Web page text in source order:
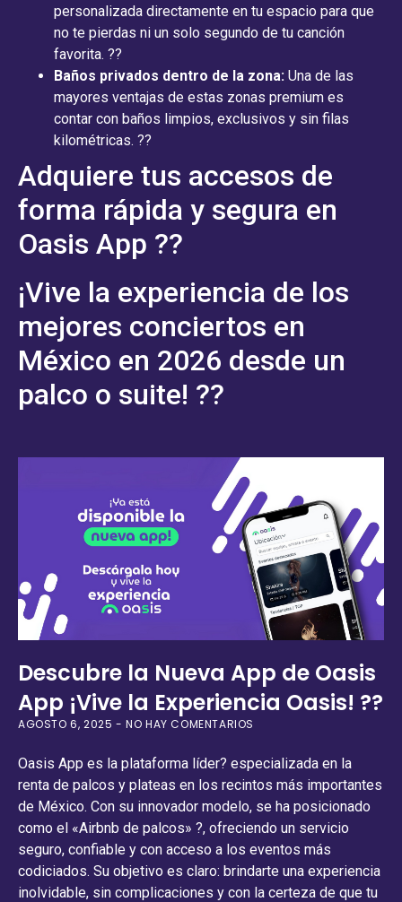
personalizada directamente en tu espacio para que
no te pierdas ni un solo segundo de tu canción
favorita. ??
Baños privados dentro de la zona: Una de las
mayores ventajas de estas zonas premium es
contar con baños limpios, exclusivos y sin filas
kilométricas. ??
Adquiere tus accesos de
forma rápida y segura en
Oasis App ??
¡Vive la experiencia de los
mejores conciertos en
México en 2026 desde un
palco o suite! ??
Descubre la Nueva App de Oasis
App ¡Vive la Experiencia Oasis! ??
AGOSTO 6, 2025 NO HAY COMENTARIOS
Oasis App es la plataforma líder? especializada en la
renta de palcos y plateas en los recintos más importantes
de México. Con su innovador modelo, se ha posicionado
como el «Airbnb de palcos» ?, ofreciendo un servicio
seguro, confiable y con acceso a los eventos más
codiciados. Su objetivo es claro: brindarte una experiencia
inolvidable, sin complicaciones y con la certeza de que tu